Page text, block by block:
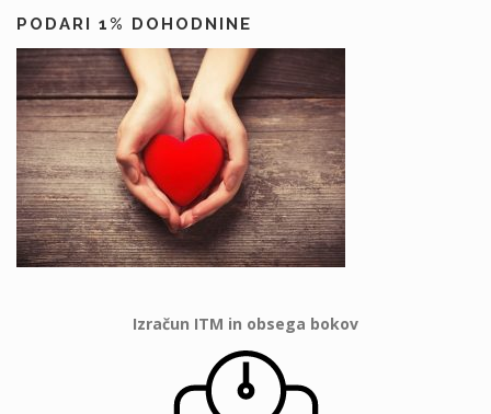
PODARI 1% DOHODNINE
Izračun ITM in obsega bokov